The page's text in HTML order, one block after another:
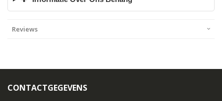
Reviews
CONTACTGEGEVENS